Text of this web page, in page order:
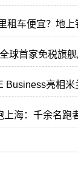
租车便宜？地
球首家免税旗
Business亮相
上海：千余名跑